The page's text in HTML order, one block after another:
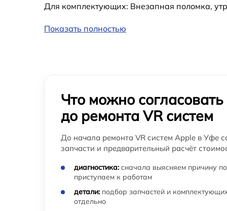
Для комплектующих: Внезапная поломка,
Показать полностью
Что можно согласовать
до ремонта VR систем
До начала ремонта VR систем Apple в Уфе
запчасти и предварительный расчёт
диагностика: сначала выясняем причину
приступаем к работам
детали: подбор запчастей и
отдельно